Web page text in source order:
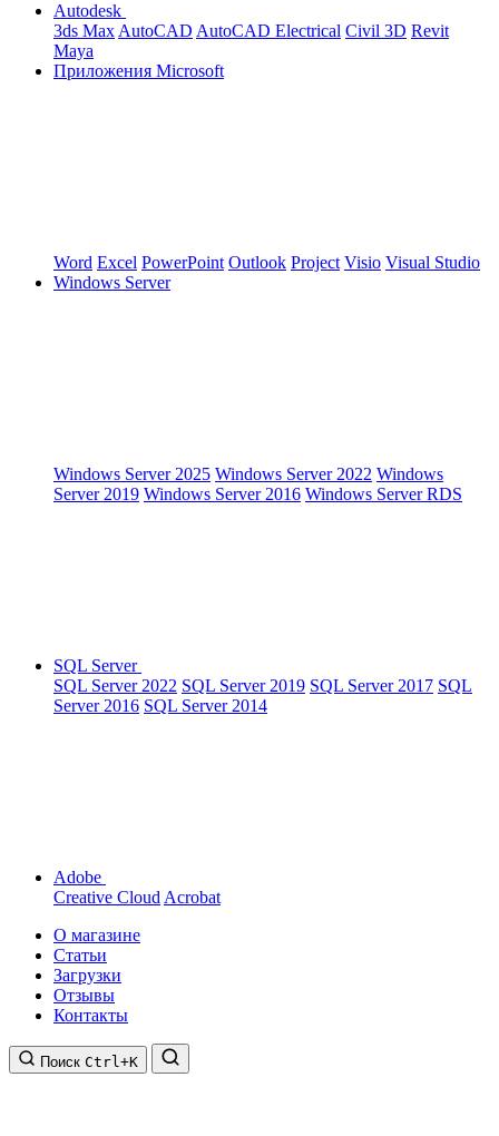
Autodesk
3ds Max AutoCAD AutoCAD Electrical Civil 3D Revit
Maya
Приложения Microsoft
Word Excel PowerPoint Outlook Project Visio Visual Studio
Windows Server
Windows Server 2025 Windows Server 2022 Windows
Server 2019 Windows Server 2016 Windows Server RDS
SQL Server
SQL Server 2022 SQL Server 2019 SQL Server 2017 SQL
Server 2016 SQL Server 2014
Adobe
Creative Cloud Acrobat
О магазине
Статьи
Загрузки
Отзывы
Контакты
Поиск Ctrl+K